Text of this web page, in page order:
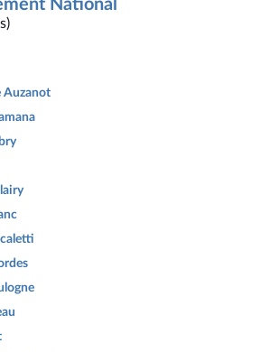
Démocrate
Républicaine
des
non
National
Auzanot